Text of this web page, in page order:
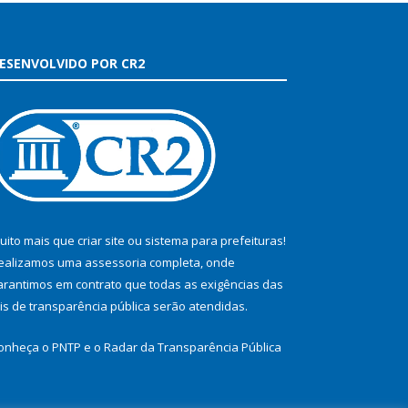
POR CR2
mais que criar site ou sistema para prefeituras!
uma assessoria completa, onde
em contrato que todas as exigências das
de transparência pública serão atendidas.
o PNTP e o Radar da Transparência Pública